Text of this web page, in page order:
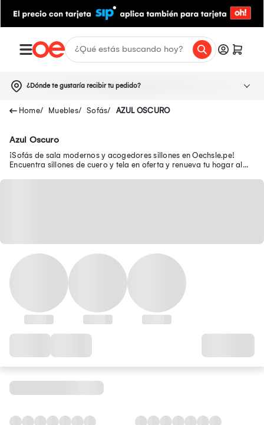
¿Dónde te gustaría recibir tu pedido?
Muebles Sofás AZUL OSCURO
Azul Oscuro
¡Sofás de sala modernos y acogedores sillones en Oechsle.pe!
Encuentra sillones de cuero y tela en oferta y renueva tu hogar al